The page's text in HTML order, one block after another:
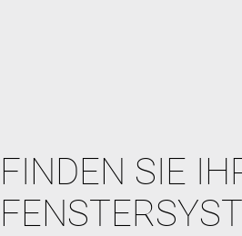
FINDEN SIE